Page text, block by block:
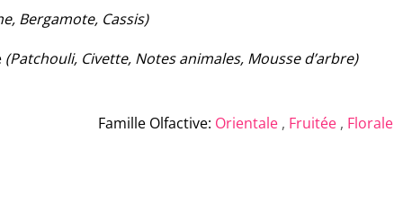
Bergamote, Cassis)
(Patchouli, Civette, Notes animales, Mousse d’arbre)
Famille Olfactive: Orientale , Fruitée , Florale